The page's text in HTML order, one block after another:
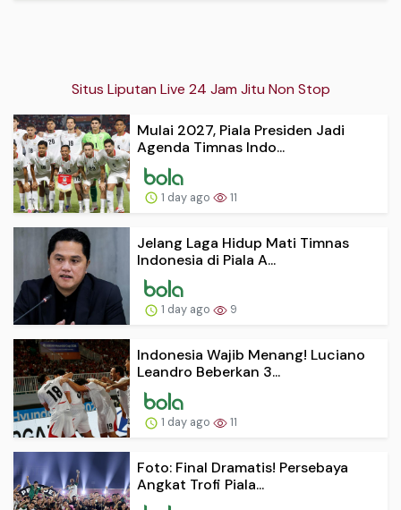
Situs Liputan Live 24 Jam Jitu Non Stop
Mulai 2027, Piala Presiden Jadi
Agenda Timnas Indo...
1 day ago 11
Jelang Laga Hidup Mati Timnas
Indonesia di Piala A...
1 day ago 9
Indonesia Wajib Menang! Luciano
Leandro Beberkan 3...
1 day ago 11
Foto: Final Dramatis! Persebaya
Angkat Trofi Piala...